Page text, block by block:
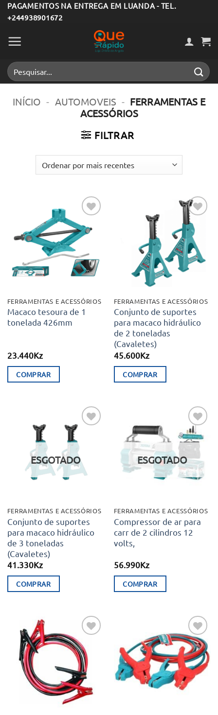
Skip
to
content
PAGAMENTOS NA ENTREGA EM LUANDA - TEL.
+244938901672
Pesquisar
por:
INÍCIO - AUTOMOVEIS - FERRAMENTAS E
ACESSÓRIOS
FILTRAR
Adicionar
aos meus
desejos
FERRAMENTAS E ACESSÓRIOS
Macaco tesoura de 1
tonelada 426mm
23.440Kz
COMPRAR
Adicionar
aos meus
desejos
FERRAMENTAS E ACESSÓRIOS
Conjunto de suportes
para macaco hidráulico
de 2 toneladas
(Cavaletes)
45.600Kz
COMPRAR
Adicionar
aos meus
desejos
ESGOTADO
FERRAMENTAS E ACESSÓRIOS
Conjunto de suportes
para macaco hidráulico
de 3 toneladas
(Cavaletes)
41.330Kz
COMPRAR
Adicionar
aos meus
desejos
ESGOTADO
FERRAMENTAS E ACESSÓRIOS
Compressor de ar para
carr de 2 cilindros 12
volts,
56.990Kz
COMPRAR
Adicionar
aos meus
desejos
Adicionar
aos meus
desejos